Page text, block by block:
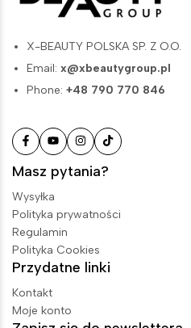
X-BEAUTY POLSKA SP. Z O.O.
Email:x@xbeautygroup.pl
Phone:+48 790 770 846
Masz pytania?
Wysyłka
Polityka prywatności
Regulamin
Polityka Cookies
Przydatne linki
Kontakt
Moje konto